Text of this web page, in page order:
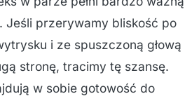
Jeśli przerywamy bliskość po
i ze spuszczoną głową
stronę, tracimy tę szansę.
w sobie gotowość do